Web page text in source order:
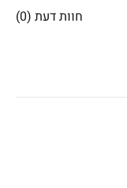
חוות דעת (0)